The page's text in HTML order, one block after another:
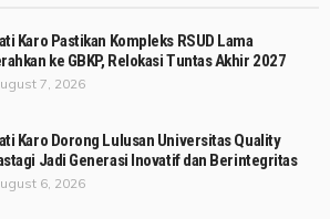
Karo Pastikan Kompleks RSUD Lama
ke GBKP, Relokasi Tuntas Akhir 2027
7, 2026
Karo Dorong Lulusan Universitas Quality
Jadi Generasi Inovatif dan Berintegritas
6, 2026